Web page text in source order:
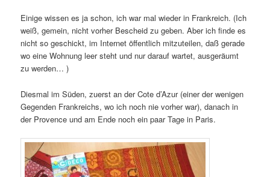
Einige wissen es ja schon, ich war mal wieder in Frankreich. (Ich
weiß, gemein, nicht vorher Bescheid zu geben. Aber ich finde es
nicht so geschickt, im Internet öffentlich mitzuteilen, daß gerade
wo eine Wohnung leer steht und nur darauf wartet, ausgeräumt
zu werden… )
Diesmal im Süden, zuerst an der Cote d’Azur (einer der wenigen
Gegenden Frankreichs, wo ich noch nie vorher war), danach in
der Provence und am Ende noch ein paar Tage in Paris.